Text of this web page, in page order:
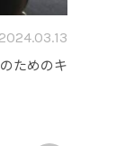
2024.03.13
ためのキ